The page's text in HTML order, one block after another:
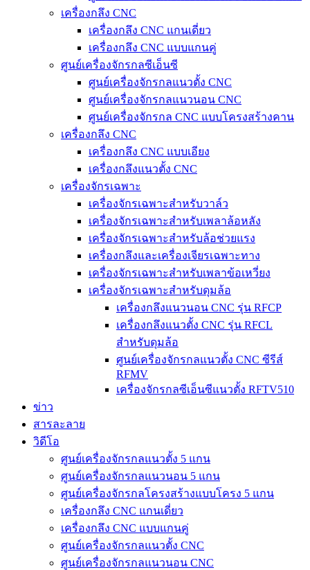
เครื่องกลึง CNC
เครื่องกลึง CNC แกนเดี่ยว
เครื่องกลึง CNC แบบแกนคู่
ศูนย์เครื่องจักรกลซีเอ็นซี
ศูนย์เครื่องจักรกลแนวตั้ง CNC
ศูนย์เครื่องจักรกลแนวนอน CNC
ศูนย์เครื่องจักรกล CNC แบบโครงสร้างคาน
เครื่องกลึง CNC
เครื่องกลึง CNC แบบเอียง
เครื่องกลึงแนวตั้ง CNC
เครื่องจักรเฉพาะ
เครื่องจักรเฉพาะสำหรับวาล์ว
เครื่องจักรเฉพาะสำหรับเพลาล้อหลัง
เครื่องจักรเฉพาะสำหรับล้อช่วยแรง
เครื่องกลึงและเครื่องเจียรเฉพาะทาง
เครื่องจักรเฉพาะสำหรับเพลาข้อเหวี่ยง
เครื่องจักรเฉพาะสำหรับดุมล้อ
เครื่องกลึงแนวนอน CNC รุ่น RFCP
เครื่องกลึงแนวตั้ง CNC รุ่น RFCL
สำหรับดุมล้อ
ศูนย์เครื่องจักรกลแนวตั้ง CNC ซีรีส์
RFMV
เครื่องจักรกลซีเอ็นซีแนวตั้ง RFTV510
ข่าว
สารละลาย
วิดีโอ
ศูนย์เครื่องจักรกลแนวตั้ง 5 แกน
ศูนย์เครื่องจักรกลแนวนอน 5 แกน
ศูนย์เครื่องจักรกลโครงสร้างแบบโครง 5 แกน
เครื่องกลึง CNC แกนเดี่ยว
เครื่องกลึง CNC แบบแกนคู่
ศูนย์เครื่องจักรกลแนวตั้ง CNC
ศูนย์เครื่องจักรกลแนวนอน CNC